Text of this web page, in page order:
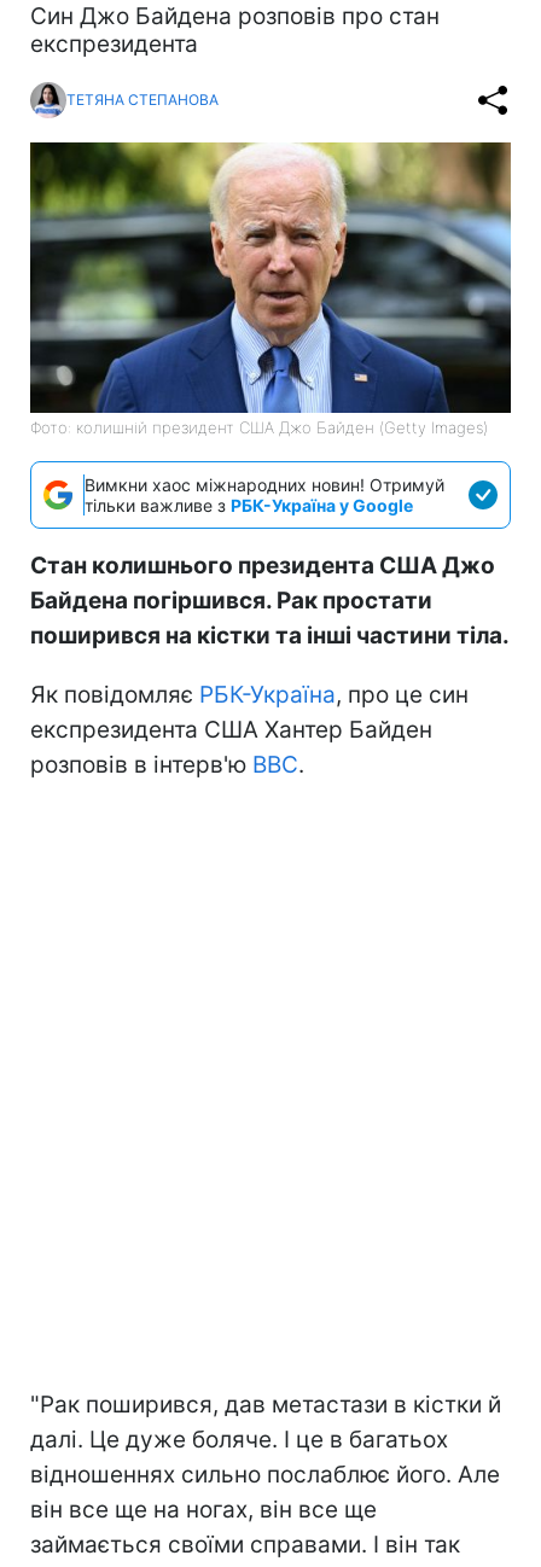
Син Джо Байдена розповів про стан
експрезидента
ТЕТЯНА СТЕПАНОВА
Фото: колишній президент США Джо Байден (Getty Images)
Вимкни хаос міжнародних новин! Отримуй
тільки важливе з РБК-Україна у Google
Стан колишнього президента США Джо
Байдена погіршився. Рак простати
поширився на кістки та інші частини тіла.
Як повідомляє РБК-Україна, про це син
експрезидента США Хантер Байден
розповів в інтерв'ю BBC.
"Рак поширився, дав метастази в кістки й
далі. Це дуже боляче. І це в багатьох
відношеннях сильно послаблює його. Але
він все ще на ногах, він все ще
займається своїми справами. І він так